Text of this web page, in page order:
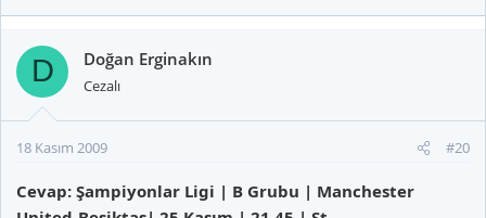
D Doğan Erginakın
Cezalı
18 Kasım 2009 #20
Cevap: Şampiyonlar Ligi | B Grubu | Manchester